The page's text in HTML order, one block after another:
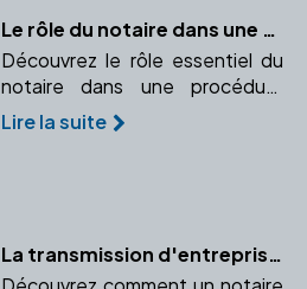
Le rôle du notaire dans une procédure d'adoption
Découvrez le rôle essentiel du
notaire dans une procédure
d'adoption, de la rédaction des
documents à leur validation.
Lire la suite
La transmission d'entreprise : un processus maîtrisé avec un notaire